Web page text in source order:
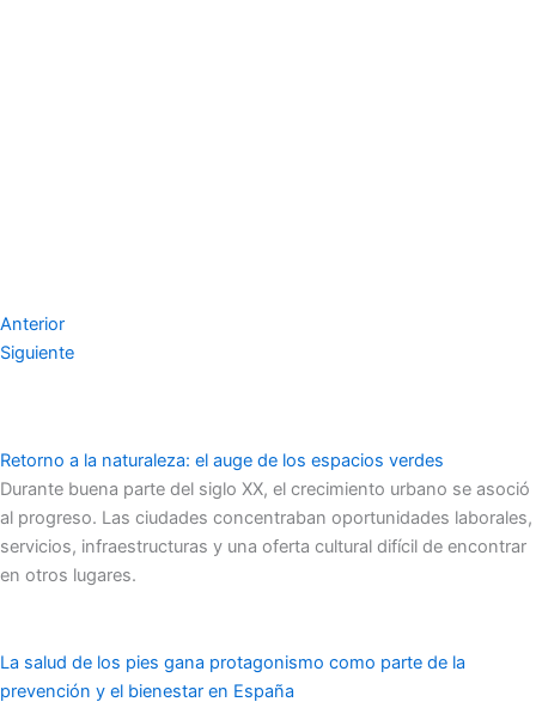
Anterior
Siguiente
Retorno a la naturaleza: el auge de los espacios verdes
Durante buena parte del siglo XX, el crecimiento urbano se asoció
al progreso. Las ciudades concentraban oportunidades laborales,
servicios, infraestructuras y una oferta cultural difícil de encontrar
en otros lugares.
La salud de los pies gana protagonismo como parte de la
prevención y el bienestar en España